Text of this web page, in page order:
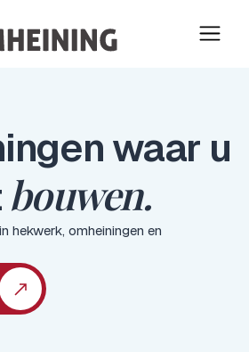
waar u
bouwen.
hekwerk, omheiningen en